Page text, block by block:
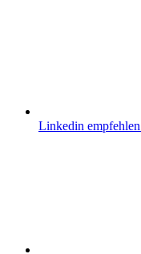
Linkedin empfehlen